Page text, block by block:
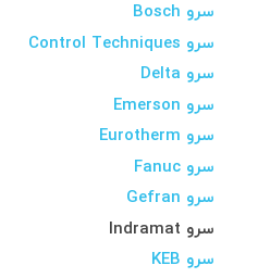
سرو Bosch
سرو Control Techniques
سرو Delta
سرو Emerson
سرو Eurotherm
سرو Fanuc
سرو Gefran
سرو Indramat
سرو KEB